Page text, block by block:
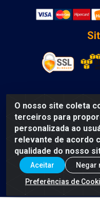
O nosso site coleta
terceiros para
personalizada ao
relevante de acordo
qualidade do nosso
Aceitar
Negar
Preferências de
DCA DISTRIBUIDORA DE
LUIS EDUARDO
- CEP 44135-000